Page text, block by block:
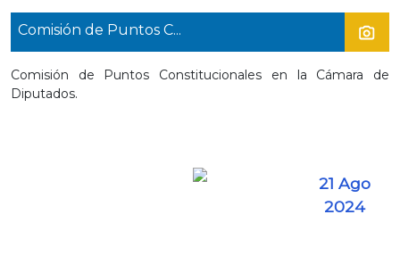
Comisión de Puntos C...
Comisión de Puntos Constitucionales en la Cámara de
Diputados.
21 Ago
2024